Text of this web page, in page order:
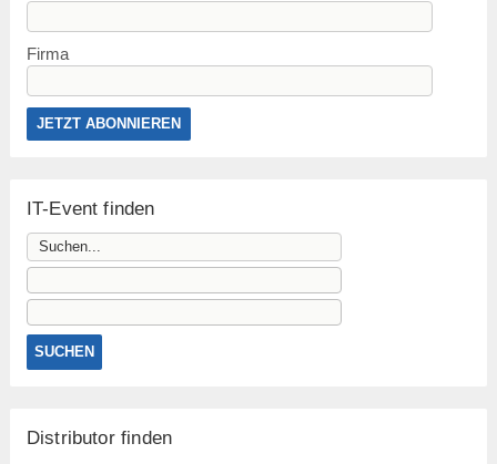
Firma
IT-Event finden
Distributor finden